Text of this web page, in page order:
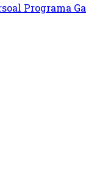
Programa